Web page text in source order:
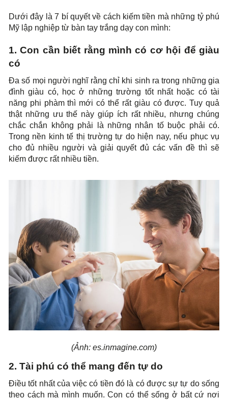
Dưới đây là 7 bí quyết về cách kiếm tiền mà những tỷ phú
Mỹ lập nghiệp từ bàn tay trắng dạy con mình:
1. Con cần biết rằng mình có cơ hội để giàu
có
Đa số mọi người nghĩ rằng chỉ khi sinh ra trong những gia
đình giàu có, học ở những trường tốt nhất hoặc có tài
năng phi phàm thì mới có thể rất giàu có được. Tuy quả
thật những ưu thế này giúp ích rất nhiều, nhưng chúng
chắc chắn không phải là những nhân tố buộc phải có.
Trong nền kinh tế thị trường tự do hiện nay, nếu phục vụ
cho đủ nhiều người và giải quyết đủ các vấn đề thì sẽ
kiếm được rất nhiều tiền.
(Ảnh: es.inmagine.com)
2. Tài phú có thể mang đến tự do
Điều tốt nhất của việc có tiền đó là có được sự tự do sống
theo cách mà mình muốn. Con có thể sống ở bất cứ nơi